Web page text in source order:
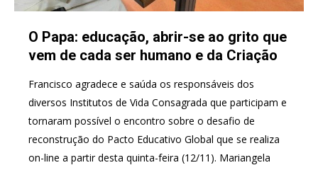
O Papa: educação, abrir-se ao grito que
vem de cada ser humano e da Criação
Francisco agradece e saúda os responsáveis dos
diversos Institutos de Vida Consagrada que participam e
tornaram possível o encontro sobre o desafio de
reconstrução do Pacto Educativo Global que se realiza
on-line a partir desta quinta-feira (12/11). Mariangela